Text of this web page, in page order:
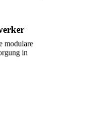
modulare
in